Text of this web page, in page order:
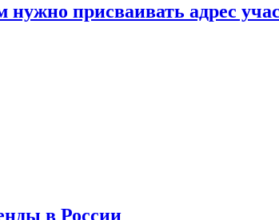
нужно присваивать адрес
в России